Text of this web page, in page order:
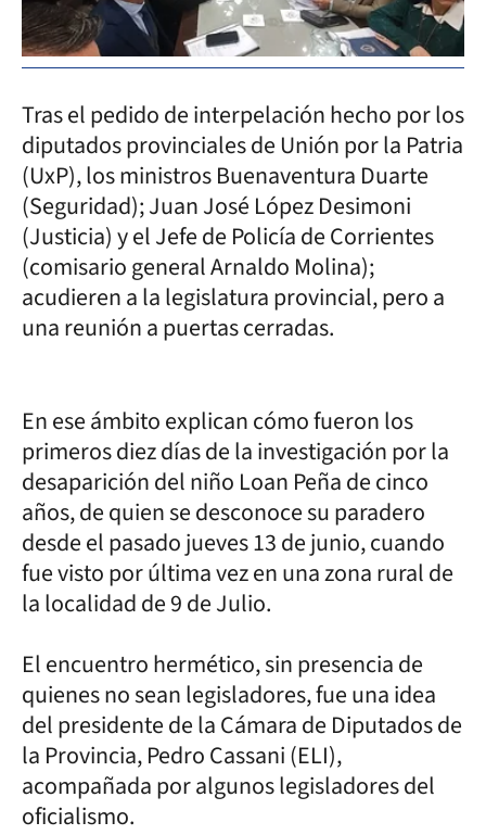
Tras el pedido de interpelación hecho por los
diputados provinciales de Unión por la Patria
(UxP), los ministros Buenaventura Duarte
(Seguridad); Juan José López Desimoni
(Justicia) y el Jefe de Policía de Corrientes
(comisario general Arnaldo Molina);
acudieren a la legislatura provincial, pero a
una reunión a puertas cerradas.
En ese ámbito explican cómo fueron los
primeros diez días de la investigación por la
desaparición del niño Loan Peña de cinco
años, de quien se desconoce su paradero
desde el pasado jueves 13 de junio, cuando
fue visto por última vez en una zona rural de
la localidad de 9 de Julio.
El encuentro hermético, sin presencia de
quienes no sean legisladores, fue una idea
del presidente de la Cámara de Diputados de
la Provincia, Pedro Cassani (ELI),
acompañada por algunos legisladores del
oficialismo.